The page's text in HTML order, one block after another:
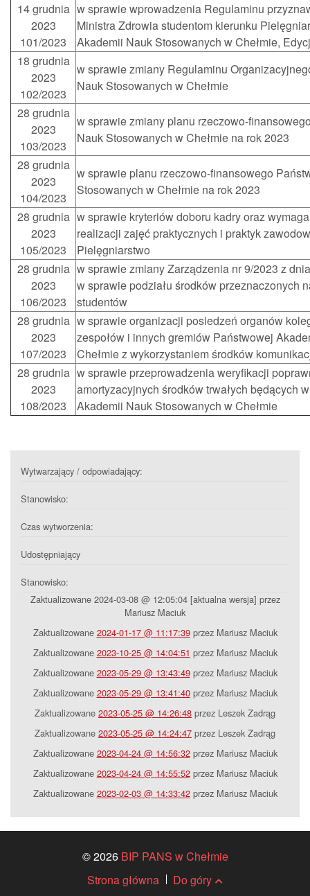
14 grudnia
2023
101/2023
w sprawie wprowadzenia Regulaminu
Ministra Zdrowia studentom kierunku
Akademii Nauk Stosowanych w Chełmie,
18 grudnia
2023
102/2023
w sprawie zmiany Regulaminu
Nauk Stosowanych w Chełmie
28 grudnia
2023
103/2023
w sprawie zmiany planu rzeczowo-
Nauk Stosowanych w Chełmie na rok 2023
28 grudnia
2023
104/2023
w sprawie planu rzeczowo-finansowego
Stosowanych w Chełmie na rok 2023
28 grudnia
2023
105/2023
w sprawie kryteriów doboru kadry oraz
realizacji zajęć praktycznych i praktyk
Pielęgniarstwo
28 grudnia
2023
106/2023
w sprawie zmiany Zarządzenia nr 9/2023 z
w sprawie podziału środków przeznaczonych
studentów
28 grudnia
2023
107/2023
w sprawie organizacji posiedzeń organów
zespołów i innych gremiów Państwowej
Chełmie z wykorzystaniem środków
28 grudnia
2023
108/2023
w sprawie przeprowadzenia weryfikacji
amortyzacyjnych środków trwałych będących
Akademii Nauk Stosowanych w Chełmie
Wytwarzający / odpowiadający:
Stanowisko:
Czas wytworzenia:
Udostępniający
Stanowisko:
Zaktualizowane 2024-03-08 @ 12:05:04 [aktualna wersja] przez
Mariusz Maciuk
Zaktualizowane 2024-01-17 @ 11:17:39przez Mariusz Maciuk
Zaktualizowane 2023-10-25 @ 14:04:51 przez Mariusz Maciuk
Zaktualizowane 2023-05-29 @ 13:43:49przez Mariusz Maciuk
Zaktualizowane 2023-05-29 @ 13:41:40przez Mariusz Maciuk
Zaktualizowane 2023-05-25 @ 14:26:48 przez Leszek Zadrąg
Zaktualizowane 2023-05-25 @ 14:24:47 przez Leszek Zadrąg
Zaktualizowane 2023-04-24 @ 14:56:32przez Mariusz Maciuk
Zaktualizowane 2023-04-24 @ 14:55:52przez Mariusz Maciuk
Zaktualizowane 2023-02-03 @ 14:33:42przez Mariusz Maciuk
© 2026 BIP PANS w Chełmie
Strona główna
Do góry